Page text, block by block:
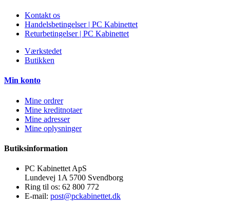
Kontakt os
Handelsbetingelser | PC Kabinettet
Returbetingelser | PC Kabinettet
Værkstedet
Butikken
Min konto
Mine ordrer
Mine kreditnotaer
Mine adresser
Mine oplysninger
Butiksinformation
PC Kabinettet ApS
Lundevej 1A 5700 Svendborg
Ring til os: 62 800 772
E-mail: post@pckabinettet.dk